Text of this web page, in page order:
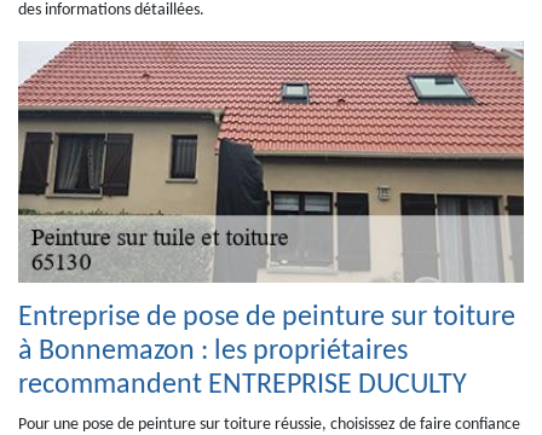
des informations détaillées.
Entreprise de pose de peinture sur toiture
à Bonnemazon : les propriétaires
recommandent ENTREPRISE DUCULTY
Pour une pose de peinture sur toiture réussie, choisissez de faire confiance